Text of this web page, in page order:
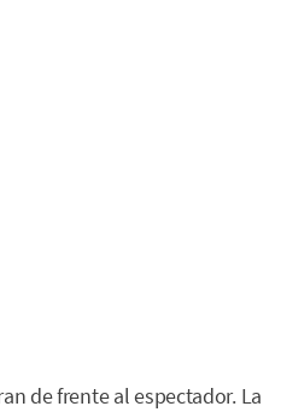
de frente al espectador. La